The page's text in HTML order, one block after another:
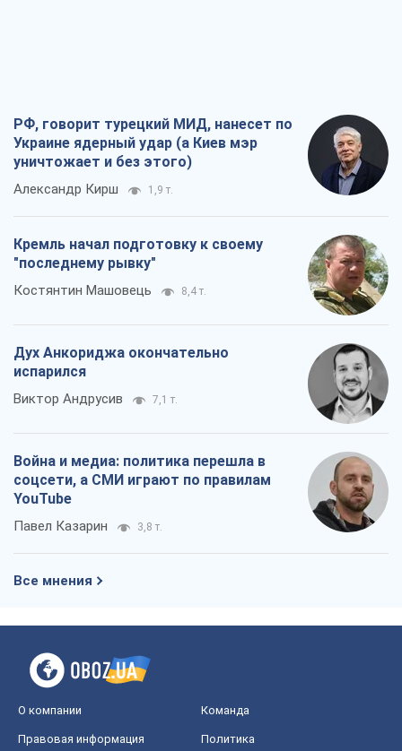
РФ, говорит турецкий МИД, нанесет по
Украине ядерный удар (а Киев мэр
уничтожает и без этого)
Александр Кирш 1,9 т.
Кремль начал подготовку к своему
"последнему рывку"
Костянтин Машовець 8,4 т.
Дух Анкориджа окончательно
испарился
Виктор Андрусив 7,1 т.
Война и медиа: политика перешла в
соцсети, а СМИ играют по правилам
YouTube
Павел Казарин 3,8 т.
Все мнения
О компании Команда
Правовая информация
Политика